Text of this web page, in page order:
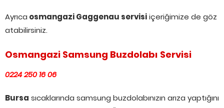
Ayrıca osmangazi Gaggenau servisiiçeriğimize de göz
atabilirsiniz.
Osmangazi Samsung Buzdolabı Servisi
0224 250 16 06
Bursa sıcaklarında samsung buzdolabınızın arıza yaptığını